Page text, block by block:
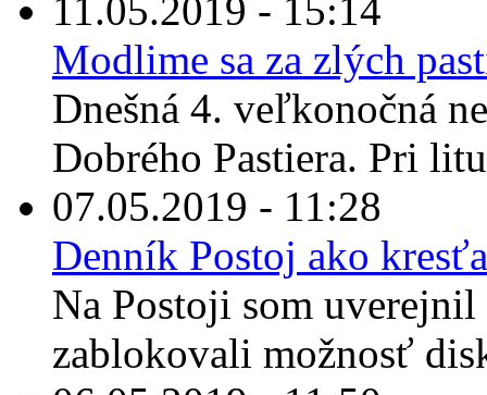
11.05.2019 - 15:14
Modlime sa za zlých
Dnešná 4. veľkonočná
Dobrého Pastiera. Pri
07.05.2019 - 11:28
Denník Postoj ako
Na Postoji som
zablokovali možnosť